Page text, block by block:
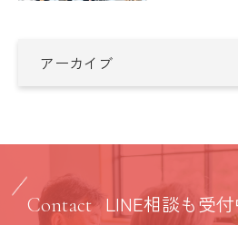
Contact LINE相談も受